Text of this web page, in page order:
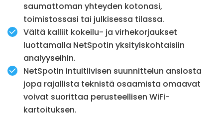
saumattoman yhteyden kotonasi,
toimistossasi tai julkisessa tilassa.
Vältä kalliit kokeilu- ja virhekorjaukset
luottamalla NetSpotin yksityiskohtaisiin
analyyseihin.
NetSpotin intuitiivisen suunnittelun ansiosta
jopa rajallista teknistä osaamista omaavat
voivat suorittaa perusteellisen WiFi-
kartoituksen.